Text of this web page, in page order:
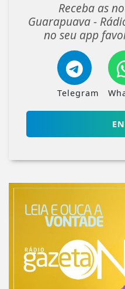
Receba as
Guarapuava -
no seu app
Telegram